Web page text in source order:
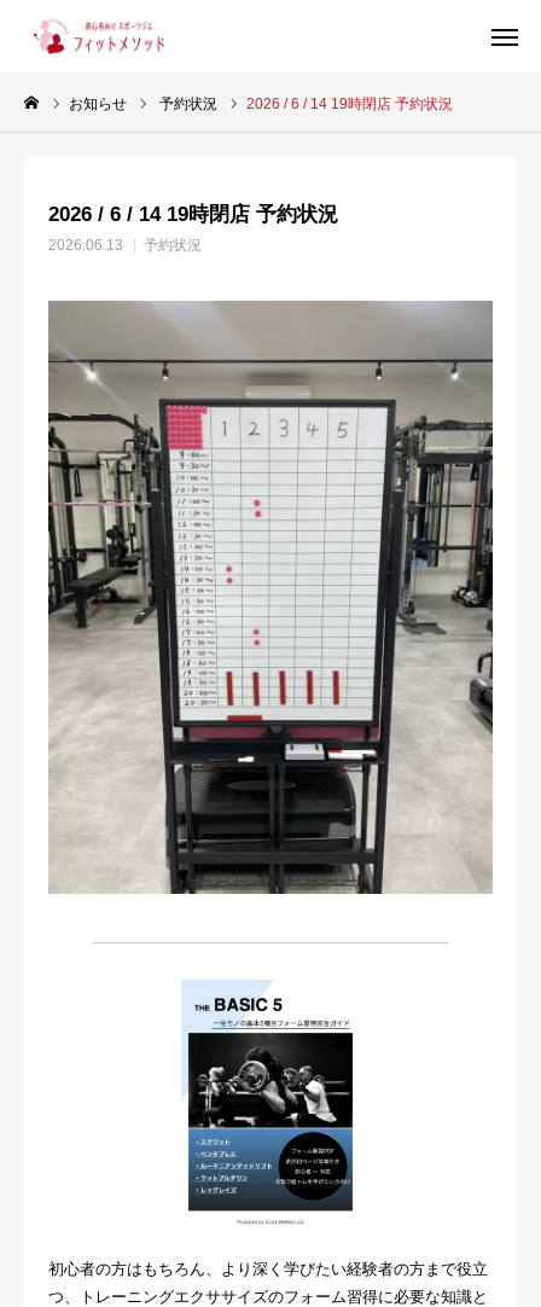
お知らせ 予約状況 2026 / 6 / 14 19時閉店 予約状況
2026 / 6 / 14 19時閉店 予約状況
2026.06.13 予約状況
初心者の方はもちろん、より深く学びたい経験者の方まで役立
つ、トレーニングエクササイズのフォーム習得に必要な知識と
当ジムについて
ブログ
店舗情報
お問い合わせ・ご予約
会則等
お知らせ